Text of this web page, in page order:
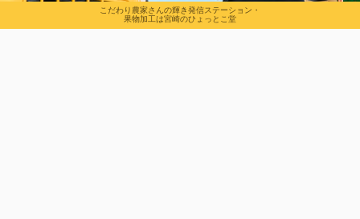
こだわり農家さんの輝き発信ステーション・
果物加工は宮崎のひょっとこ堂